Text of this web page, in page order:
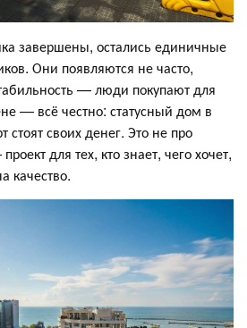
завершены, остались единичные
Они появляются не часто,
— люди покупают для
— всё честно: статусный дом в
своих денег. Это не про
для тех, кто знает, чего хочет,
качество.